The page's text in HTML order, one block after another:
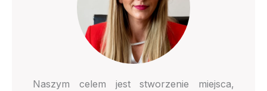
Naszym celem jest stworzenie miejsca,